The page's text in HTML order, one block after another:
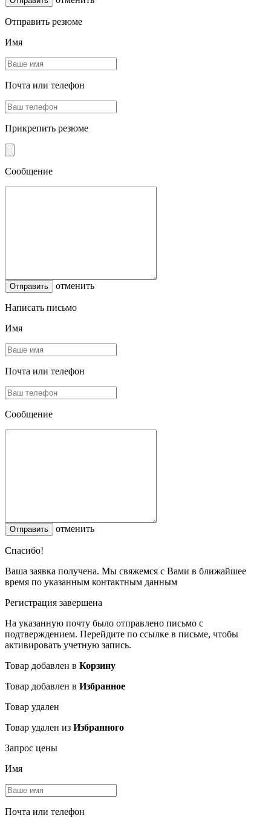
Отправить резюме
Имя
Почта или телефон
Прикрепить резюме
Сообщение
отменить
Написать письмо
Имя
Почта или телефон
Сообщение
отменить
Спасибо!
Ваша заявка получена. Мы свяжемся с Вами в ближайшее
время по указанным контактным данным
Регистрация завершена
На указанную почту было отправлено письмо с
подтверждением. Перейдите по ссылке в письме, чтобы
активировать учетную запись.
Товар добавлен в Корзину
Товар добавлен в Избранное
Товар удален
Товар удален из Избранного
Запрос цены
Имя
Почта или телефон